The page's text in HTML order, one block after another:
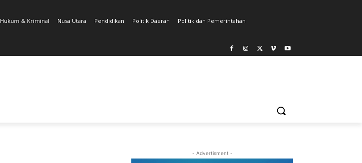
Hukum & Kriminal Nusa Utara Pendidikan Politik Daerah
Politik dan Pemerintahan
- Advertisment -